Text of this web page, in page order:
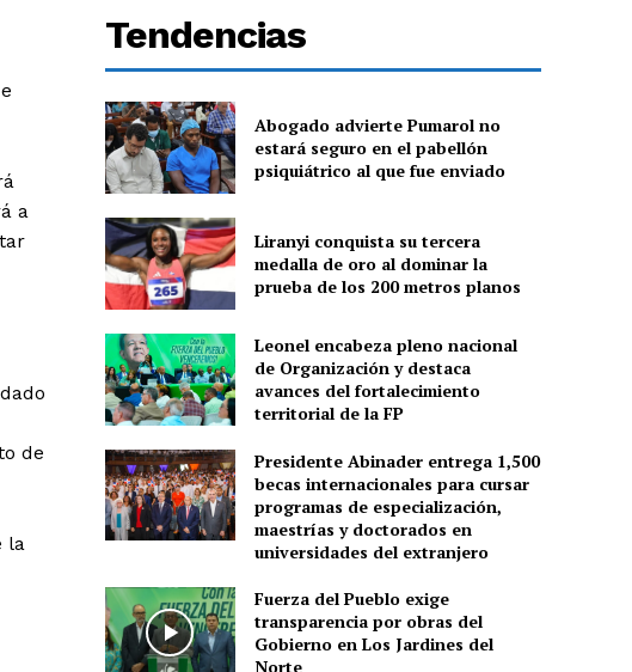
a
de
la
Tendencias
Abogado advierte Pumarol no
estará seguro en el pabellón
psiquiátrico al que fue enviado
Liranyi conquista su tercera
medalla de oro al dominar la
prueba de los 200 metros planos
Leonel encabeza pleno nacional
de Organización y destaca
avances del fortalecimiento
territorial de la FP
Presidente Abinader entrega 1,500
becas internacionales para cursar
programas de especialización,
maestrías y doctorados en
universidades del extranjero
Fuerza del Pueblo exige
transparencia por obras del
Gobierno en Los Jardines del
Norte